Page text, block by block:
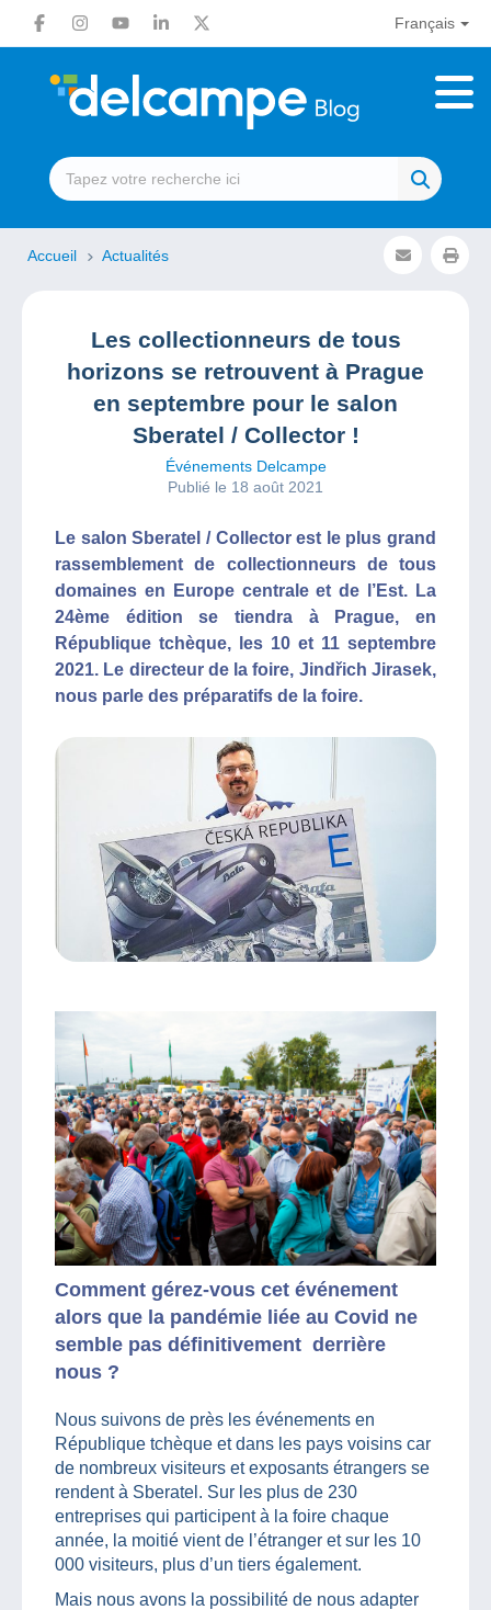
Français
Accueil Actualités
Les collectionneurs de tous
horizons se retrouvent à Prague
en septembre pour le salon
Sberatel / Collector !
Événements Delcampe
Publié le 18 août 2021
Le salon Sberatel / Collector est le plus grand
rassemblement de collectionneurs de tous
domaines en Europe centrale et de l’Est. La
24ème édition se tiendra à Prague, en
République tchèque, les 10 et 11 septembre
2021. Le directeur de la foire, Jindřich Jirasek,
nous parle des préparatifs de la foire.
Comment gérez-vous cet événement
alors que la pandémie liée au Covid ne
semble pas définitivement derrière
nous ?
Nous suivons de près les événements en
République tchèque et dans les pays voisins car
de nombreux visiteurs et exposants étrangers se
rendent à Sberatel. Sur les plus de 230
entreprises qui participent à la foire chaque
année, la moitié vient de l’étranger et sur les 10
000 visiteurs, plus d’un tiers également.
Mais nous avons la possibilité de nous adapter